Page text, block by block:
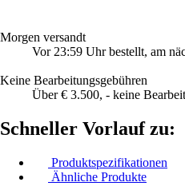
Morgen versandt
Vor 23:59 Uhr bestellt, am
Keine Bearbeitungsgebühren
Über € 3.500, - keine
Schneller Vorlauf zu:
Produktspezifikationen
Ähnliche Produkte